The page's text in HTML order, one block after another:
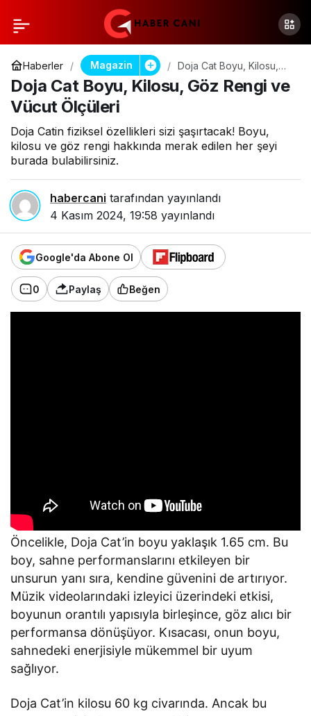
Haberler Magazin
Doja Cat Boyu, Kilosu,
Göz Rengi ve Vücut
Ölçüleri
Doja Cat Boyu, Kilosu, Göz Rengi ve
Vücut Ölçüleri
Doja Catin fiziksel özellikleri sizi şaşırtacak! Boyu,
kilosu ve göz rengi hakkında merak edilen her şeyi
burada bulabilirsiniz.
habercani tarafından yayınlandı
4 Kasım 2024, 19:58 yayınlandı
Google'da Abone Ol
0 Paylaş Beğen
Öncelikle, Doja Cat’in boyu yaklaşık 1.65 cm. Bu
boy, sahne performanslarını etkileyen bir
unsurun yanı sıra, kendine güvenini de artırıyor.
Müzik videolarındaki izleyici üzerindeki etkisi,
boyunun orantılı yapısıyla birleşince, göz alıcı bir
performansa dönüşüyor. Kısacası, onun boyu,
sahnedeki enerjisiyle mükemmel bir uyum
sağlıyor.
Doja Cat’in kilosu 60 kg civarında. Ancak bu